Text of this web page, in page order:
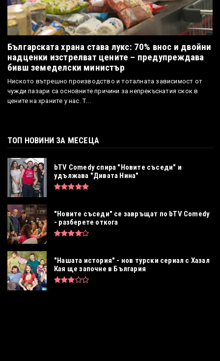
Българската храна става лукс: 70% внос и двойни
надценки изстрелват цените – предупреждава
бивш земеделски министър
Ниското вътрешно производство и тоталната зависимост от
чужди пазари са основните причини за непрекъснатия скок в
цените на храните у нас. Т...
ТОП НОВИНИ ЗА МЕСЕЦА
bTV Comedy спира "Новите съседи" и
удължава "Дивата Нина"
"Новите съседи" се завръщат по bTV Comedy
- разберете откога
"Нашата история" - нов турски сериал с Хазал
Кая ще започне в България